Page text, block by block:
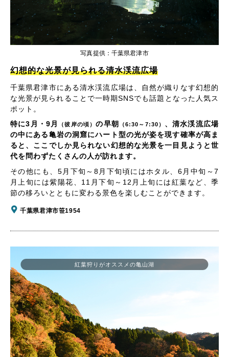
写真提供：千葉県君津市
幻想的な光景が見られる清水渓流広場
千葉県君津市にある清水渓流広場は、自然が織りなす幻想的
な光景が見られることで一時期SNSでも話題となった人気ス
ポット。
特に3月・9月
（彼岸の頃）の早朝 （6:30～7:30） 、清水渓流広場
の中にある亀岩の洞窟にハート型の光が姿を現す確率が高ま
ると、ここでしか見られない幻想的な光景を一目見ようと世
代を問わずたくさんの人が訪れます。
その他にも、5月下旬～8月下旬頃にはホタル、6月中旬～7
月上旬には紫陽花、11月下旬～12月上旬には紅葉など、季
節の移ろいとともに変わる景色を楽しむことができます。
千葉県君津市笹1954
紅葉狩りがオススメの亀山湖